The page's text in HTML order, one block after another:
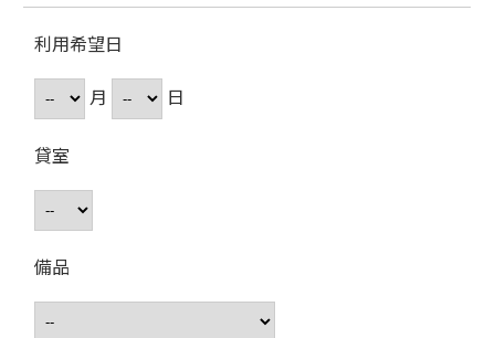
利用希望日
月
日
貸室
備品